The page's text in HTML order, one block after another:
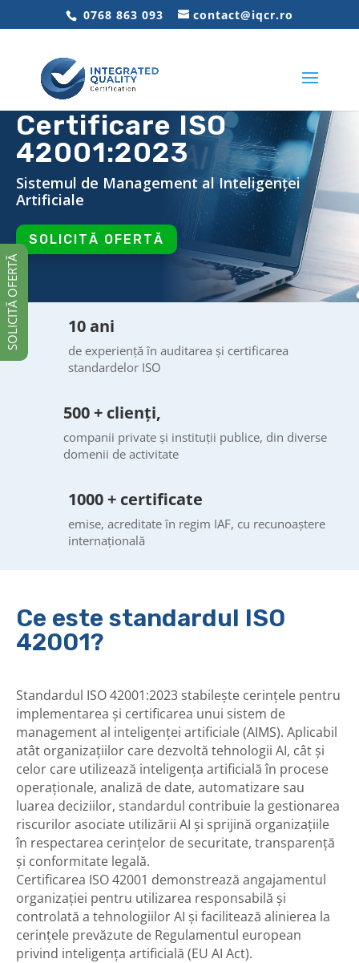
0768 863 093 contact@iqcr.ro
Certificare ISO
42001:2023
Sistemul de Management al Inteligenței
Artificiale
SOLICITĂ OFERTĂ
10 ani
de experiență în auditarea și certificarea
standardelor ISO
500 + clienți,
companii private și instituții publice, din diverse
domenii de activitate
1000 + certificate
emise, acreditate în regim IAF, cu recunoaștere
internațională
Ce este standardul ISO
42001?
Standardul ISO 42001:2023 stabilește cerințele pentru
implementarea și certificarea unui sistem de
management al inteligenței artificiale (AIMS). Aplicabil
atât organizațiilor care dezvoltă tehnologii AI, cât și
celor care utilizează inteligența artificială în procese
operaționale, analiză de date, automatizare sau
luarea deciziilor, standardul contribuie la gestionarea
riscurilor asociate utilizării AI și sprijină organizațiile
în respectarea cerințelor de securitate, transparență
și conformitate legală.
Certificarea ISO 42001 demonstrează angajamentul
organizației pentru utilizarea responsabilă și
controlată a tehnologiilor AI și facilitează alinierea la
cerințele prevăzute de Regulamentul european
privind inteligența artificială (EU AI Act).
SOLICITĂ OFERTĂ